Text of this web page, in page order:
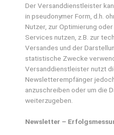
Der Versanddienstleister
in pseudonymer Form, d.h.
Nutzer, zur Optimierung
Services nutzen, z.B. zur
Versandes und der
statistische Zwecke
Versanddienstleister nutzt
Newsletterempfänger
anzuschreiben oder um die
weiterzugeben.
Newsletter –